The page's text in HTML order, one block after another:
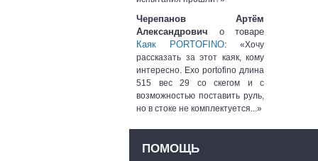
Черепанов Артём
Александрович о товаре
Каяк PORTOFINO: «Хочу
рассказать за этот каяк, кому
интересно. Exo portofino длина
515 вес 29 со скегом и с
возможностью поставить руль,
но в стоке не комплектуется...»
ПОМОЩЬ